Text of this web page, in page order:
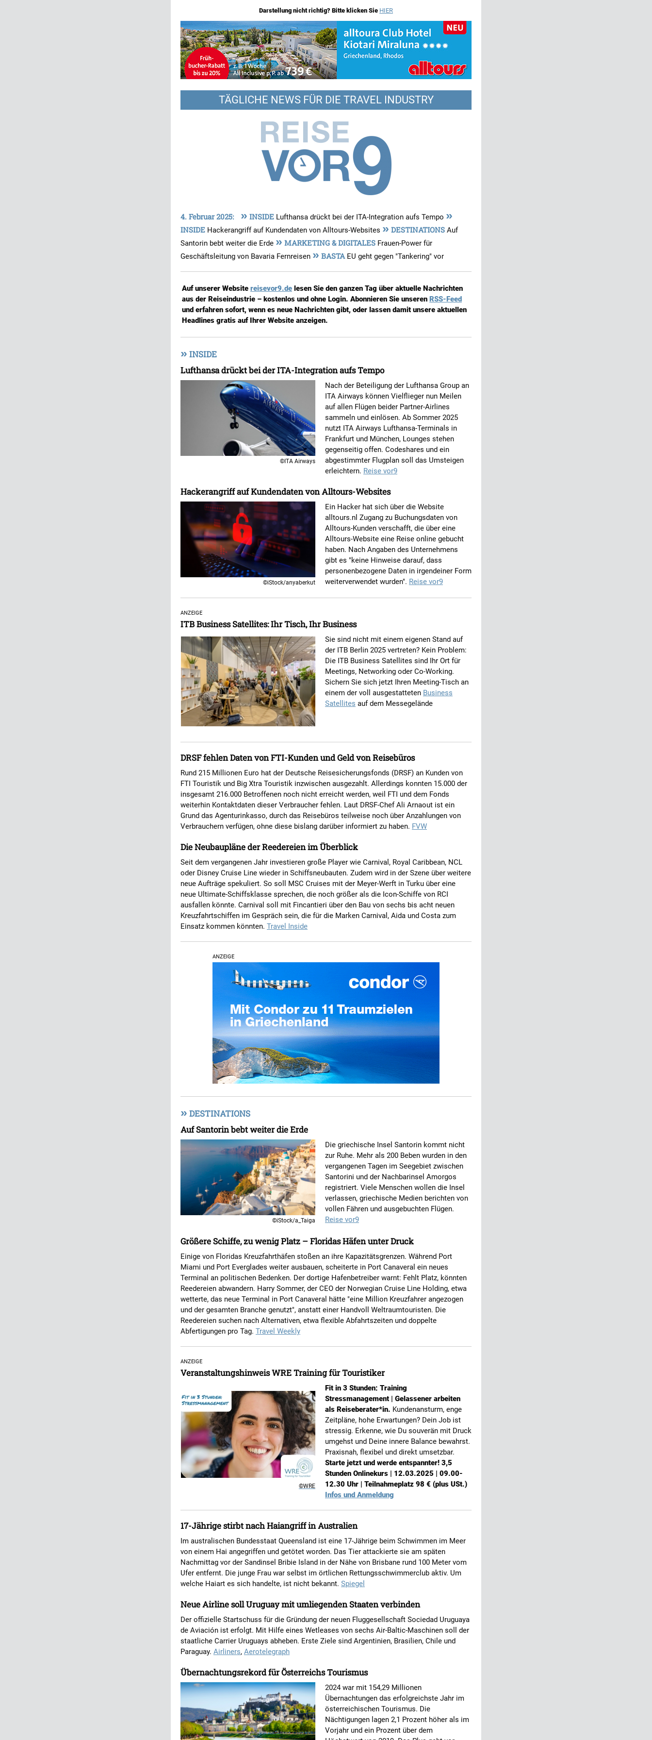
Darstellung nicht richtig? Bitte klicken Sie HIER
TÄGLICHE NEWS FÜR DIE TRAVEL INDUSTRY
4. Februar 2025: » INSIDE Lufthansa drückt bei der ITA-Integration aufs Tempo »
INSIDE Hackerangriff auf Kundendaten von Alltours-Websites » DESTINATIONS Auf
Santorin bebt weiter die Erde » MARKETING & DIGITALES Frauen-Power für
Geschäftsleitung von Bavaria Fernreisen » BASTA EU geht gegen "Tankering" vor
Auf unserer Website reisevor9.de lesen Sie den ganzen Tag über aktuelle Nachrichten
aus der Reiseindustrie – kostenlos und ohne Login. Abonnieren Sie unseren RSS-Feed
und erfahren sofort, wenn es neue Nachrichten gibt, oder lassen damit unsere aktuellen
Headlines gratis auf Ihrer Website anzeigen.
» INSIDE
Lufthansa drückt bei der ITA-Integration aufs Tempo
©ITA Airways
Nach der Beteiligung der Lufthansa Group an
ITA Airways können Vielflieger nun Meilen
auf allen Flügen beider Partner-Airlines
sammeln und einlösen. Ab Sommer 2025
nutzt ITA Airways Lufthansa-Terminals in
Frankfurt und München, Lounges stehen
gegenseitig offen. Codeshares und ein
abgestimmter Flugplan soll das Umsteigen
erleichtern. Reise vor9
Hackerangriff auf Kundendaten von Alltours-Websites
©iStock/anyaberkut
Ein Hacker hat sich über die Website
alltours.nl Zugang zu Buchungsdaten von
Alltours-Kunden verschafft, die über eine
Alltours-Website eine Reise online gebucht
haben. Nach Angaben des Unternehmens
gibt es "keine Hinweise darauf, dass
personenbezogene Daten in irgendeiner Form
weiterverwendet wurden". Reise vor9
ANZEIGE
ITB Business Satellites: Ihr Tisch, Ihr Business
Sie sind nicht mit einem eigenen Stand auf
der ITB Berlin 2025 vertreten? Kein Problem:
Die ITB Business Satellites sind Ihr Ort für
Meetings, Networking oder Co-Working.
Sichern Sie sich jetzt Ihren Meeting-Tisch an
einem der voll ausgestatteten Business
Satellites auf dem Messegelände
DRSF fehlen Daten von FTI-Kunden und Geld von Reisebüros
Rund 215 Millionen Euro hat der Deutsche Reisesicherungsfonds (DRSF) an Kunden von
FTI Touristik und Big Xtra Touristik inzwischen ausgezahlt. Allerdings konnten 15.000 der
insgesamt 216.000 Betroffenen noch nicht erreicht werden, weil FTI und dem Fonds
weiterhin Kontaktdaten dieser Verbraucher fehlen. Laut DRSF-Chef Ali Arnaout ist ein
Grund das Agenturinkasso, durch das Reisebüros teilweise noch über Anzahlungen von
Verbrauchern verfügen, ohne diese bislang darüber informiert zu haben. FVW
Die Neubaupläne der Reedereien im Überblick
Seit dem vergangenen Jahr investieren große Player wie Carnival, Royal Caribbean, NCL
oder Disney Cruise Line wieder in Schiffsneubauten. Zudem wird in der Szene über weitere
neue Aufträge spekuliert. So soll MSC Cruises mit der Meyer-Werft in Turku über eine
neue Ultimate-Schiffsklasse sprechen, die noch größer als die Icon-Schiffe von RCI
ausfallen könnte. Carnival soll mit Fincantieri über den Bau von sechs bis acht neuen
Kreuzfahrtschiffen im Gespräch sein, die für die Marken Carnival, Aida und Costa zum
Einsatz kommen könnten. Travel Inside
ANZEIGE
» DESTINATIONS
Auf Santorin bebt weiter die Erde
©iStock/a_Taiga
Die griechische Insel Santorin kommt nicht
zur Ruhe. Mehr als 200 Beben wurden in den
vergangenen Tagen im Seegebiet zwischen
Santorini und der Nachbarinsel Amorgos
registriert. Viele Menschen wollen die Insel
verlassen, griechische Medien berichten von
vollen Fähren und ausgebuchten Flügen.
Reise vor9
Größere Schiffe, zu wenig Platz – Floridas Häfen unter Druck
Einige von Floridas Kreuzfahrthäfen stoßen an ihre Kapazitätsgrenzen. Während Port
Miami und Port Everglades weiter ausbauen, scheiterte in Port Canaveral ein neues
Terminal an politischen Bedenken. Der dortige Hafenbetreiber warnt: Fehlt Platz, könnten
Reedereien abwandern. Harry Sommer, der CEO der Norwegian Cruise Line Holding, etwa
wetterte, das neue Terminal in Port Canaveral hätte "eine Million Kreuzfahrer angezogen
und der gesamten Branche genutzt", anstatt einer Handvoll Weltraumtouristen. Die
Reedereien suchen nach Alternativen, etwa flexible Abfahrtszeiten und doppelte
Abfertigungen pro Tag. Travel Weekly
ANZEIGE
Veranstaltungshinweis WRE Training für Touristiker
©WRE
Fit in 3 Stunden: Training
Stressmanagement | Gelassener arbeiten
als Reiseberater*in. Kundenansturm, enge
Zeitpläne, hohe Erwartungen? Dein Job ist
stressig. Erkenne, wie Du souverän mit Druck
umgehst und Deine innere Balance bewahrst.
Praxisnah, flexibel und direkt umsetzbar.
Starte jetzt und werde entspannter! 3,5
Stunden Onlinekurs | 12.03.2025 | 09.00-
12.30 Uhr | Teilnahmeplatz 98 € (plus USt.)
Infos und Anmeldung
17-Jährige stirbt nach Haiangriff in Australien
Im australischen Bundesstaat Queensland ist eine 17-Jährige beim Schwimmen im Meer
von einem Hai angegriffen und getötet worden. Das Tier attackierte sie am späten
Nachmittag vor der Sandinsel Bribie Island in der Nähe von Brisbane rund 100 Meter vom
Ufer entfernt. Die junge Frau war selbst im örtlichen Rettungsschwimmerclub aktiv. Um
welche Haiart es sich handelte, ist nicht bekannt. Spiegel
Neue Airline soll Uruguay mit umliegenden Staaten verbinden
Der offizielle Startschuss für die Gründung der neuen Fluggesellschaft Sociedad Uruguaya
de Aviación ist erfolgt. Mit Hilfe eines Wetleases von sechs Air-Baltic-Maschinen soll der
staatliche Carrier Uruguays abheben. Erste Ziele sind Argentinien, Brasilien, Chile und
Paraguay. Airliners, Aerotelegraph
Übernachtungsrekord für Österreichs Tourismus
2024 war mit 154,29 Millionen
Übernachtungen das erfolgreichste Jahr im
österreichischen Tourismus. Die
Nächtigungen lagen 2,1 Prozent höher als im
Vorjahr und ein Prozent über dem